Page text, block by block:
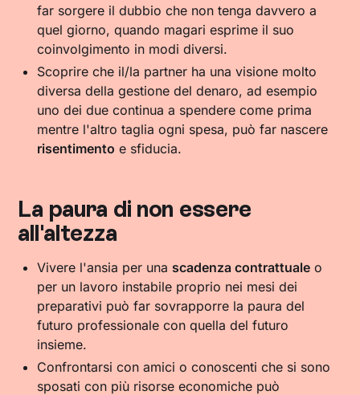
far sorgere il dubbio che non tenga davvero a
quel giorno, quando magari esprime il suo
coinvolgimento in modi diversi.
Scoprire che il/la partner ha una visione molto
diversa della gestione del denaro, ad esempio
uno dei due continua a spendere come prima
mentre l'altro taglia ogni spesa, può far nascere
risentimento e sfiducia.
La paura di non essere
all'altezza
Vivere l'ansia per una scadenza contrattuale o
per un lavoro instabile proprio nei mesi dei
preparativi può far sovrapporre la paura del
futuro professionale con quella del futuro
insieme.
Confrontarsi con amici o conoscenti che si sono
sposati con più risorse economiche può